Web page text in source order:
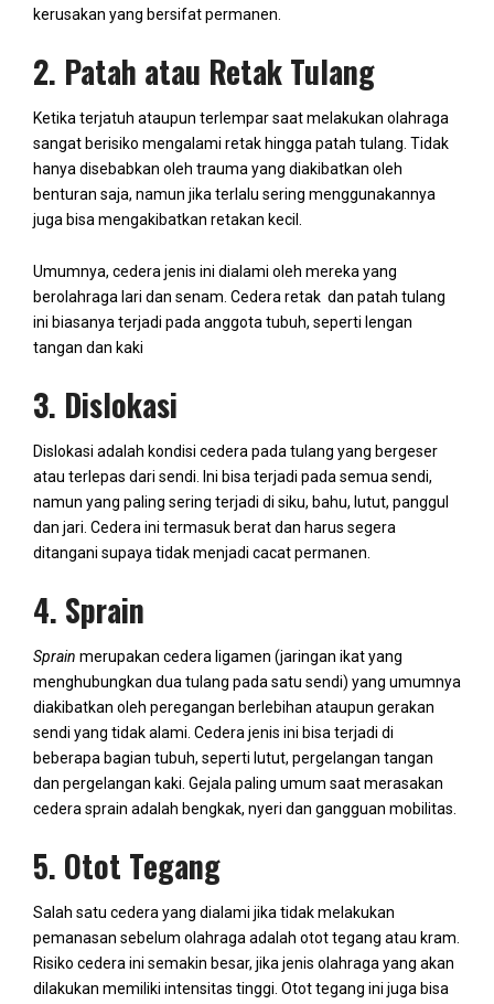
kerusakan yang bersifat permanen.
2. Patah atau Retak Tulang
Ketika terjatuh ataupun terlempar saat melakukan olahraga
sangat berisiko mengalami retak hingga patah tulang. Tidak
hanya disebabkan oleh trauma yang diakibatkan oleh
benturan saja, namun jika terlalu sering menggunakannya
juga bisa mengakibatkan retakan kecil.
Umumnya, cedera jenis ini dialami oleh mereka yang
berolahraga lari dan senam. Cedera retak dan patah tulang
ini biasanya terjadi pada anggota tubuh, seperti lengan
tangan dan kaki
3. Dislokasi
Dislokasi adalah kondisi cedera pada tulang yang bergeser
atau terlepas dari sendi. Ini bisa terjadi pada semua sendi,
namun yang paling sering terjadi di siku, bahu, lutut, panggul
dan jari. Cedera ini termasuk berat dan harus segera
ditangani supaya tidak menjadi cacat permanen.
4. Sprain
Sprain merupakan cedera ligamen (jaringan ikat yang
menghubungkan dua tulang pada satu sendi) yang umumnya
diakibatkan oleh peregangan berlebihan ataupun gerakan
sendi yang tidak alami. Cedera jenis ini bisa terjadi di
beberapa bagian tubuh, seperti lutut, pergelangan tangan
dan pergelangan kaki. Gejala paling umum saat merasakan
cedera sprain adalah bengkak, nyeri dan gangguan mobilitas.
5. Otot Tegang
Salah satu cedera yang dialami jika tidak melakukan
pemanasan sebelum olahraga adalah otot tegang atau kram.
Risiko cedera ini semakin besar, jika jenis olahraga yang akan
dilakukan memiliki intensitas tinggi. Otot tegang ini juga bisa